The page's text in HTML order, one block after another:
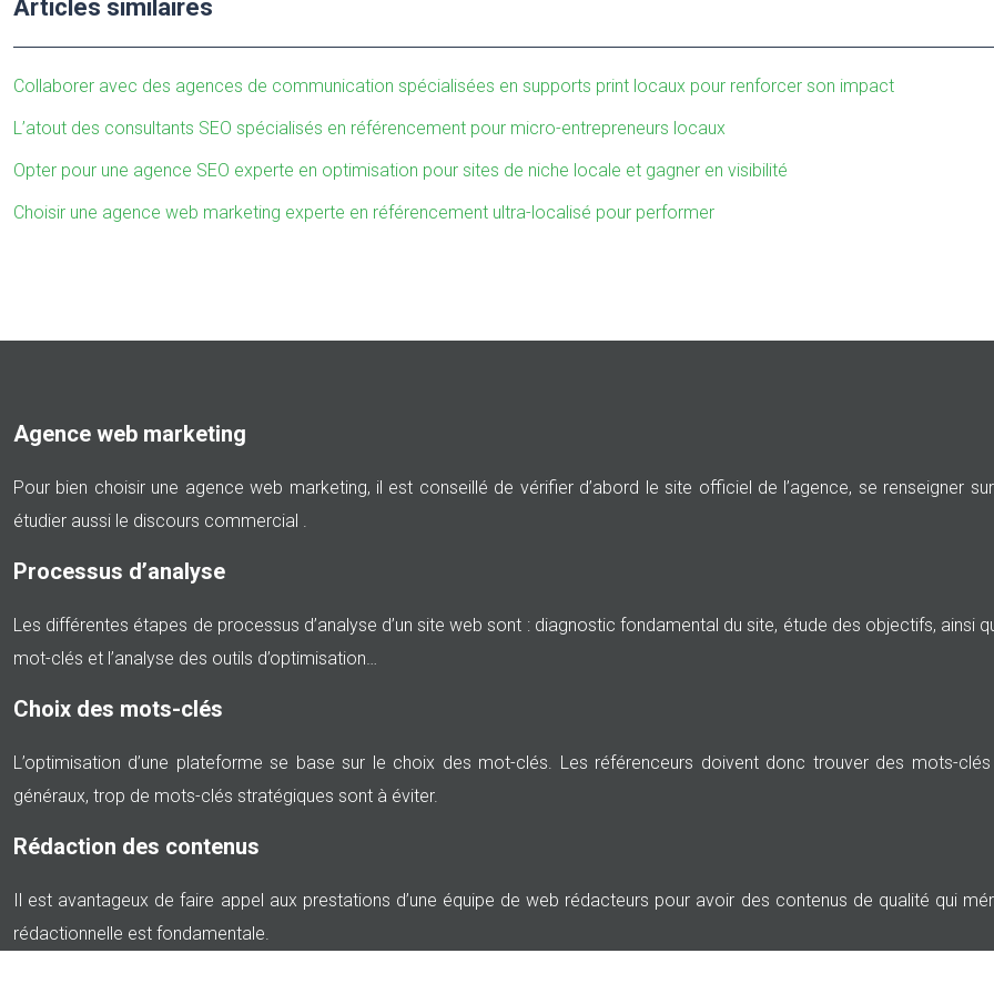
Articles similaires
Collaborer avec des agences de communication spécialisées en supports print locaux pour renforcer son impact
L’atout des consultants SEO spécialisés en référencement pour micro-entrepreneurs locaux
Opter pour une agence SEO experte en optimisation pour sites de niche locale et gagner en visibilité
Choisir une agence web marketing experte en référencement ultra-localisé pour performer
Agence web marketing
Pour bien choisir une agence web marketing, il est conseillé de vérifier d’abord le site officiel de l’agence, se renseigner
étudier aussi le discours commercial .
Processus d’analyse
Les différentes étapes de processus d’analyse d’un site web sont : diagnostic fondamental du site, étude des objectifs, ainsi
mot-clés et l’analyse des outils d’optimisation…
Choix des mots-clés
L’optimisation d’une plateforme se base sur le choix des mot-clés. Les référenceurs doivent donc trouver des mots-
généraux, trop de mots-clés stratégiques sont à éviter.
Rédaction des contenus
Il est avantageux de faire appel aux prestations d’une équipe de web rédacteurs pour avoir des contenus de qualité qui
rédactionnelle est fondamentale.